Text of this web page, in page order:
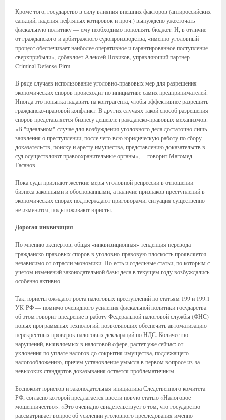
Кроме того, государство в силу влияния внешних факторов (антироссийских
санкций, падения нефтяных котировок и проч.) вынуждено ужесточать
фискальную политику — ему необходимо пополнять бюджет. И, в отличие
от гражданского и арбитражного судопроизводства, «именно уголовный
процесс обеспечивает наиболее оперативное и гарантированное поступление
сверхприбыли», добавляет Алексей Новиков, управляющий партнер
Criminal Defense Firm.
В ряде случаев использование уголовно-правовых мер для разрешения
экономических споров происходит по инициативе самих предпринимателей.
Иногда это попытка надавить на контрагента, чтобы эффективнее разрешить
гражданско-правовой конфликт. В других случаях такой способ разрешения
споров представляется бизнесу дешевле гражданско-правовых механизмов.
«В "идеальном" случае для возбуждения уголовного дела достаточно лишь
заявления о преступлении, после чего всю юридическую работу по сбору
доказательств, поиску и аресту имущества, представлению доказательств в
суд осуществляют правоохранительные органы»,— говорит Магомед
Гасанов.
Пока суды признают жесткие меры уголовной репрессии в отношении
бизнеса законными и обоснованными, а наличие признаков преступлений в
экономических спорах подтверждают приговорами, ситуация существенно
не изменится, подытоживают юристы.
Дорогая инквизиция
По мнению экспертов, общая «инквизиционная» тенденция перевода
гражданско-правовых споров в уголовно-правовую плоскость проявляется
независимо от отрасли экономики. Но есть и отдельные статьи, по которым с
учетом изменений законодательной базы дела в текущем году возбуждались
особенно активно.
Так, юристы ожидают роста налоговых преступлений по статьям 199 и 199.1
УК РФ — помимо очевидного усиления фискальной политики государства
об этом говорит внедрение в работу Федеральной налоговой службы (ФНС)
новых программных технологий, позволяющих обеспечить автоматизацию
перекрестных проверок налоговых деклараций по НДС. Количество
нарушений, выявляемых в налоговой сфере, растет уже сейчас: от
уклонения по уплате налогов до сокрытия имущества, подлежащего
налогообложению, причем установление умысла в первом вопросе из-за
невысоких стандартов доказывания остается проблематичным.
Беспокоит юристов и законодательная инициатива Следственного комитета
РФ, согласно которой предлагается ввести новую статью «Налоговое
мошенничество». «Это очевидно свидетельствует о том, что государство
рассматривает вопрос об усилении уголовного преследования именно